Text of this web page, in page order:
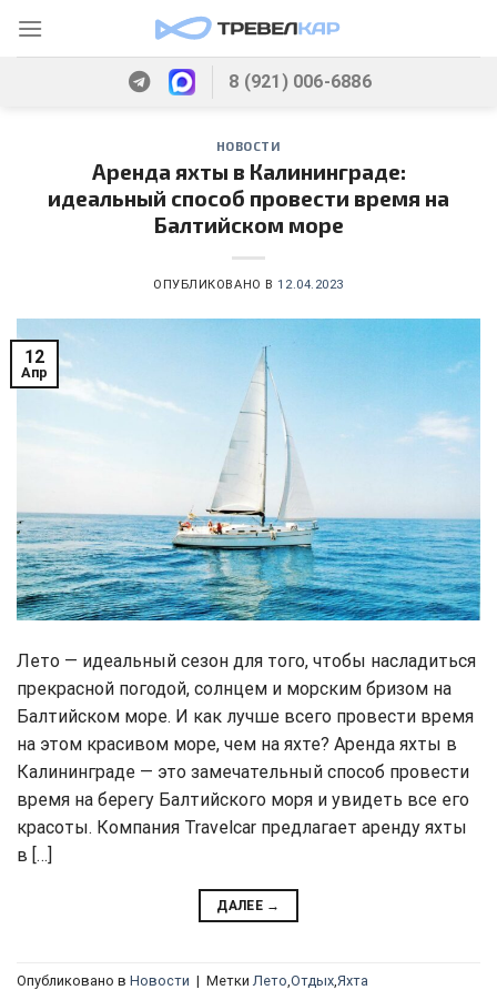
8 (921) 006-6886
НОВОСТИ
Аренда яхты в Калининграде:
идеальный способ провести время на
Балтийском море
ОПУБЛИКОВАНО В12.04.2023
12
Апр
Лето — идеальный сезон для того, чтобы насладиться
прекрасной погодой, солнцем и морским бризом на
Балтийском море. И как лучше всего провести время
на этом красивом море, чем на яхте? Аренда яхты в
Калининграде — это замечательный способ провести
время на берегу Балтийского моря и увидеть все его
красоты. Компания Travelcar предлагает аренду яхты
в […]
ДАЛЕЕ →
Опубликовано в Новости | Метки Лето,Отдых,Яхта